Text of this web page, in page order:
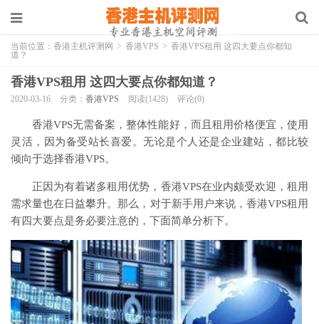
当前位置： 香港主机评测网 > 香港VPS > 香港VPS租用 这四大要点你都知
道？
香港VPS租用 这四大要点你都知道？
2020-03-16 分类： 香港VPS 阅读(1428) 评论(0)
香港VPS无需备案，整体性能好，而且租用价格便宜，使用
灵活，因为备受站长喜爱。无论是个人还是企业建站，都比较
倾向于选择香港VPS。
正因为有着诸多租用优势，香港VPS在业内颇受欢迎，租用
需求量也在日益攀升。那么，对于新手用户来说，香港VPS租用
有四大要点是务必要注意的，下面简单分析下。